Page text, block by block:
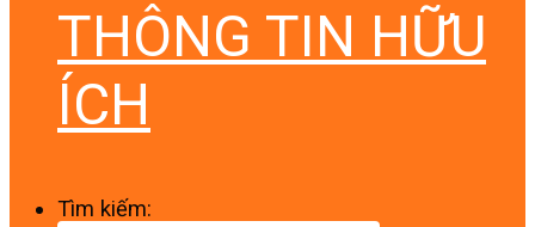
THÔNG TIN HỮU
ÍCH
Tìm kiếm: